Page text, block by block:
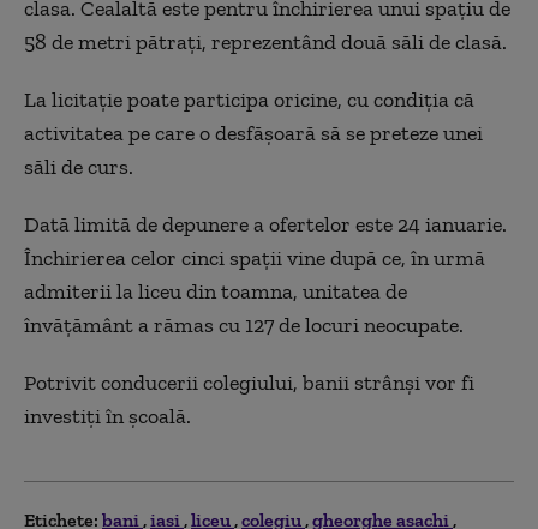
clasa. Cealaltă este pentru închirierea unui spaţiu de
58 de metri pătraţi, reprezentând două săli de clasă.
La licitaţie poate participa oricine, cu condiţia că
activitatea pe care o desfăşoară să se preteze unei
săli de curs.
Dată limită de depunere a ofertelor este 24 ianuarie.
Închirierea celor cinci spaţii vine după ce, în urmă
admiterii la liceu din toamna, unitatea de
învăţământ a rămas cu 127 de locuri neocupate.
Potrivit conducerii colegiului, banii strânşi vor fi
investiţi în şcoală.
Etichete: bani iasi liceu colegiu gheorghe asachi